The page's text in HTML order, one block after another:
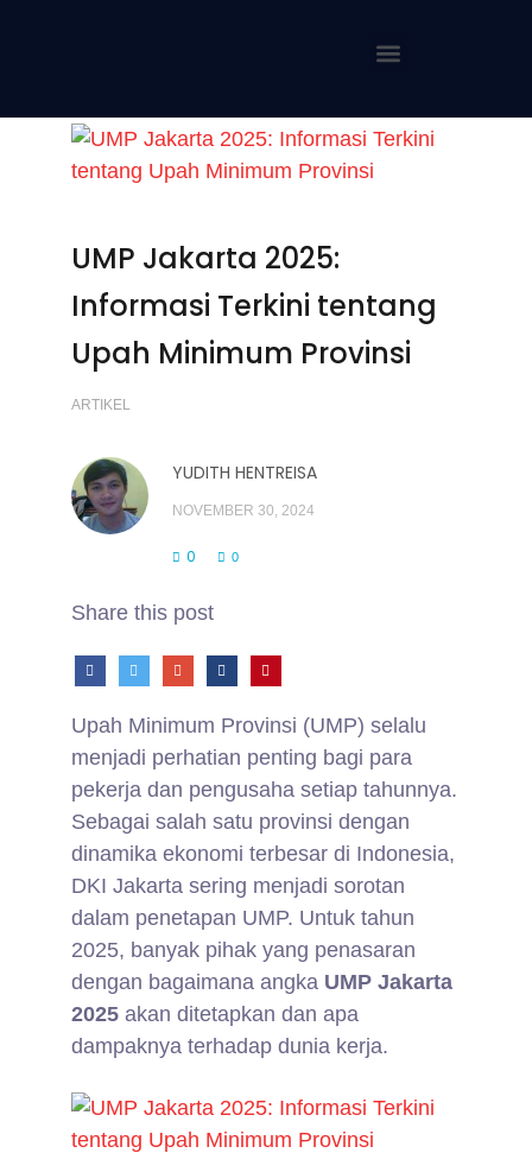
UMP Jakarta 2025:
Informasi Terkini tentang
Upah Minimum Provinsi
ARTIKEL
YUDITH HENTREISA
NOVEMBER 30, 2024
0 0
Share this post
Upah Minimum Provinsi (UMP) selalu
menjadi perhatian penting bagi para
pekerja dan pengusaha setiap tahunnya.
Sebagai salah satu provinsi dengan
dinamika ekonomi terbesar di Indonesia,
DKI Jakarta sering menjadi sorotan
dalam penetapan UMP. Untuk tahun
2025, banyak pihak yang penasaran
dengan bagaimana angka UMP Jakarta
2025akan ditetapkan dan apa
dampaknya terhadap dunia kerja.